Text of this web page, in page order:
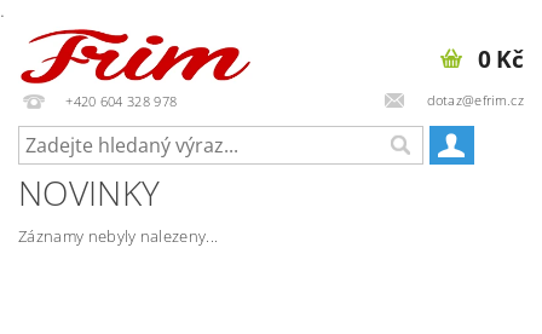
.
+420 604 328 978 dotaz@efrim.cz
0 Kč
NOVINKY
Záznamy nebyly nalezeny...